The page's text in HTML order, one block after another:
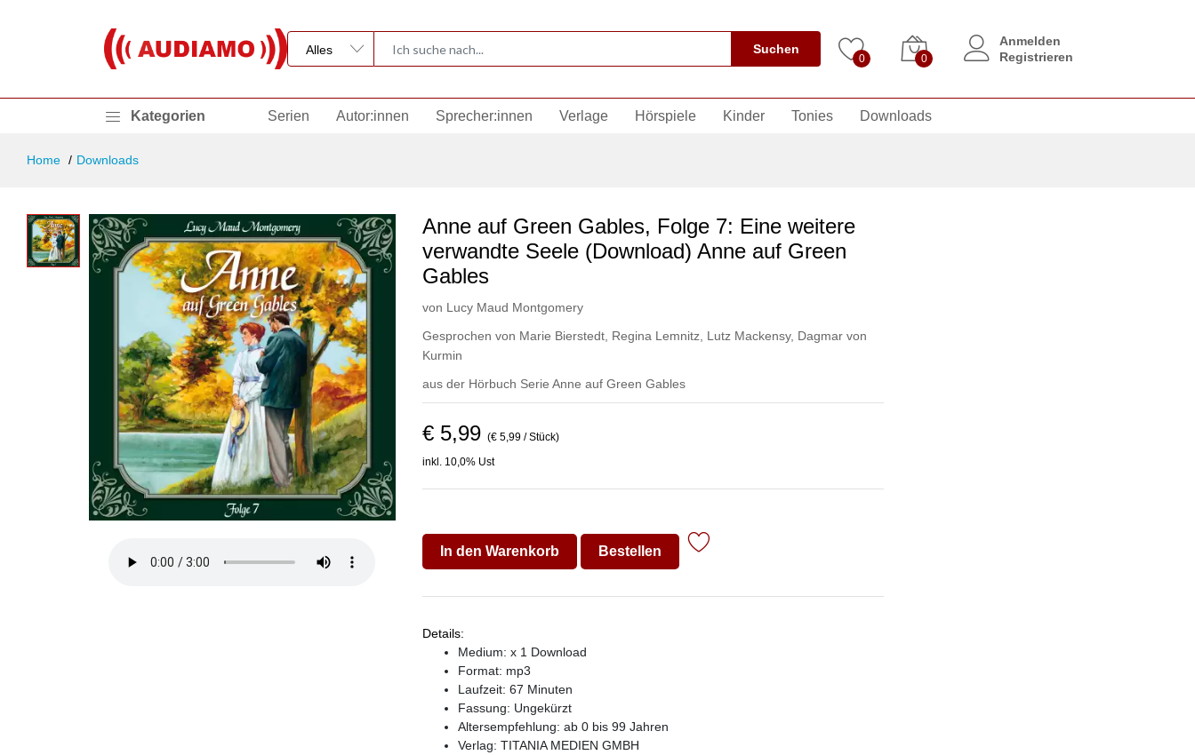
Suchen
0 0
Anmelden
Registrieren
Kategorien Serien Autor:innen Sprecher:innen Verlage Hörspiele Kinder Tonies Downloads
Home Downloads
Anne auf Green Gables, Folge 7: Eine weitere
verwandte Seele (Download) Anne auf Green
Gables
von Lucy Maud Montgomery
Gesprochen von Marie Bierstedt, Regina Lemnitz, Lutz Mackensy, Dagmar von
Kurmin
aus der Hörbuch Serie Anne auf Green Gables
€ 5,99 (€ 5,99 / Stück)
inkl. 10,0% Ust
In den Warenkorb Bestellen
Details:
Medium: x 1 Download
Format: mp3
Laufzeit: 67 Minuten
Fassung: Ungekürzt
Altersempfehlung: ab 0 bis 99 Jahren
Verlag: TITANIA MEDIEN GMBH